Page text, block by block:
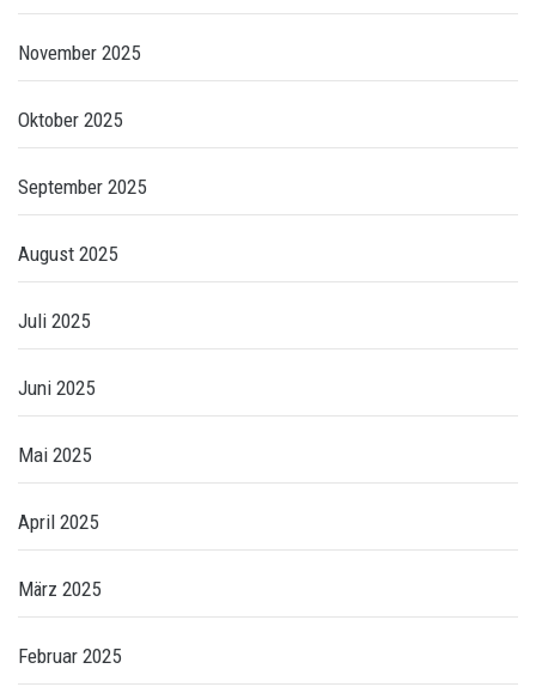
November 2025
Oktober 2025
September 2025
August 2025
Juli 2025
Juni 2025
Mai 2025
April 2025
März 2025
Februar 2025